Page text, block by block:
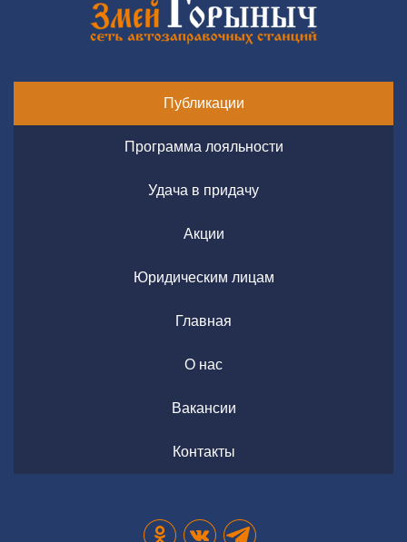
Публикации
Программа лояльности
Удача в придачу
Акции
Юридическим лицам
Главная
О нас
Вакансии
Контакты